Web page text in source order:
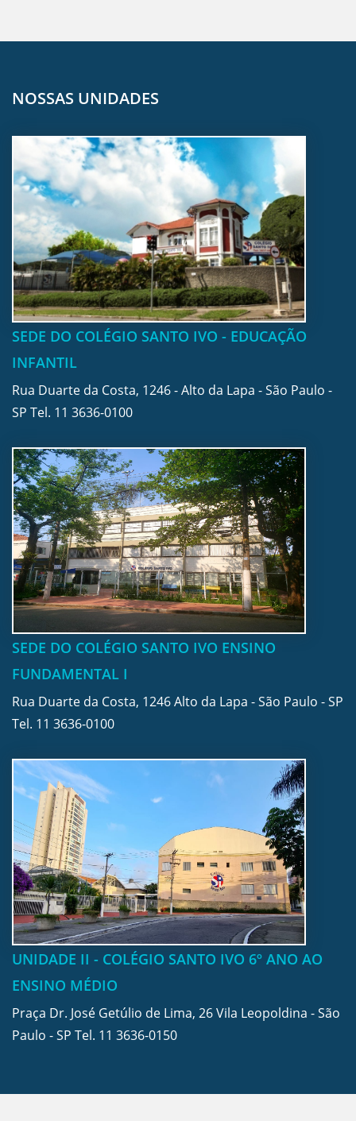
NOSSAS UNIDADES
SEDE DO COLÉGIO SANTO IVO - EDUCAÇÃO
INFANTIL
Rua Duarte da Costa, 1246 - Alto da Lapa - São Paulo -
SP Tel. 11 3636-0100
SEDE DO COLÉGIO SANTO IVO ENSINO
FUNDAMENTAL I
Rua Duarte da Costa, 1246 Alto da Lapa - São Paulo - SP
Tel. 11 3636-0100
UNIDADE II - COLÉGIO SANTO IVO 6º ANO AO
ENSINO MÉDIO
Praça Dr. José Getúlio de Lima, 26 Vila Leopoldina - São
Paulo - SP Tel. 11 3636-0150